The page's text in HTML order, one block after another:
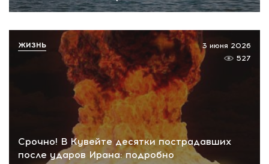
Срочно! В Кувейте десятки пострадавших
после ударов Ирана: подробно
3 июня 2026
527
ЖИЗНЬ